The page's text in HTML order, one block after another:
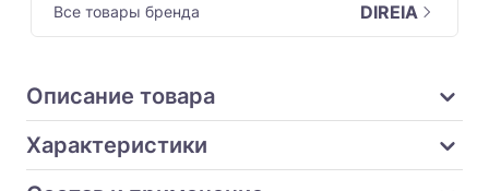
Все товары бренда
DIREIA
Описание товара
Характеристики